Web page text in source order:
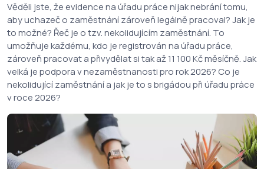
Věděli jste, že evidence na úřadu práce nijak nebrání tomu,
aby uchazeč o zaměstnání zároveň legálně pracoval? Jak je
to možné? Řeč je o tzv. nekolidujícím zaměstnání. To
umožňuje každému, kdo je registrován na úřadu práce,
zároveň pracovat a přivydělat si tak až 11 100 Kč měsíčně. Jak
velká je podpora v nezaměstnanosti pro rok 2026? Co je
nekolidující zaměstnání a jak je to s brigádou při úřadu práce
v roce 2026?